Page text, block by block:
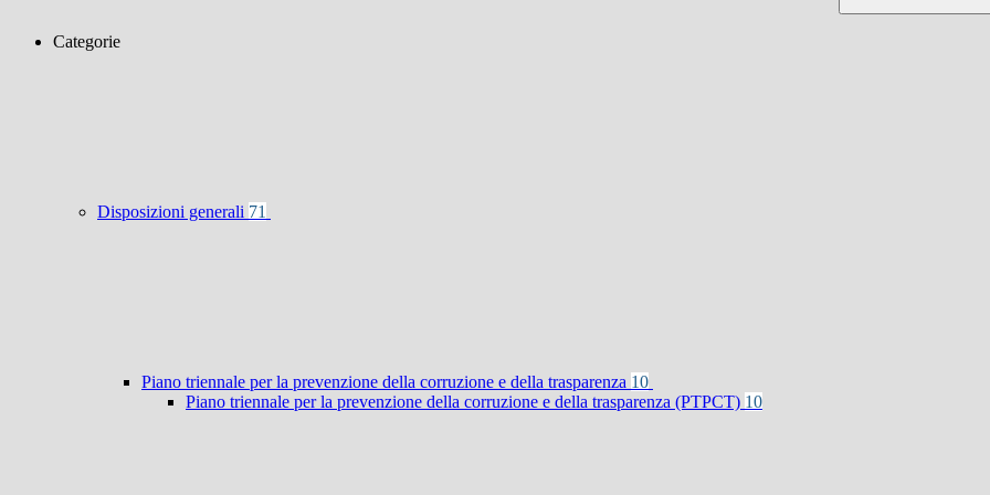
Categorie
Disposizioni generali 71
Piano triennale per la prevenzione della corruzione e della trasparenza 10
Piano triennale per la prevenzione della corruzione e della trasparenza (PTPCT) 10